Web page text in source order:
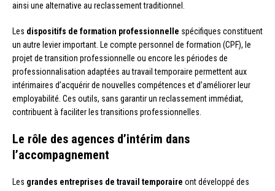
ainsi une alternative au reclassement traditionnel.
Les dispositifs de formation professionnelle spécifiques constituent
un autre levier important. Le compte personnel de formation (CPF), le
projet de transition professionnelle ou encore les périodes de
professionnalisation adaptées au travail temporaire permettent aux
intérimaires d’acquérir de nouvelles compétences et d’améliorer leur
employabilité. Ces outils, sans garantir un reclassement immédiat,
contribuent à faciliter les transitions professionnelles.
Le rôle des agences d’intérim dans
l’accompagnement
Les grandes entreprises de travail temporaire ont développé des